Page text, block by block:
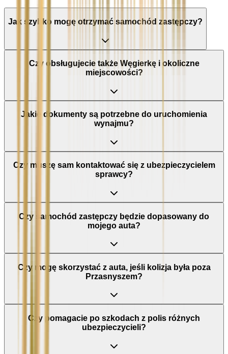
Jak szybko mogę otrzymać samochód zastępczy?
Czy obsługujecie także Węgierkę i okoliczne
miejscowości?
Jakie dokumenty są potrzebne do uruchomienia
wynajmu?
Czy muszę sam kontaktować się z ubezpieczycielem
sprawcy?
Czy samochód zastępczy będzie dopasowany do
mojego auta?
Czy mogę skorzystać z auta, jeśli kolizja była poza
Przasnyszem?
Czy pomagacie po szkodach z polis różnych
ubezpieczycieli?